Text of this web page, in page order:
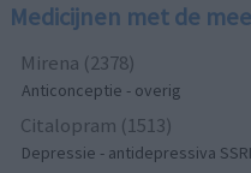
Medicijnen met de
Mirena (2378)
Anticonceptie - overig
Citalopram (1513)
Depressie - antidepressiva SSRI